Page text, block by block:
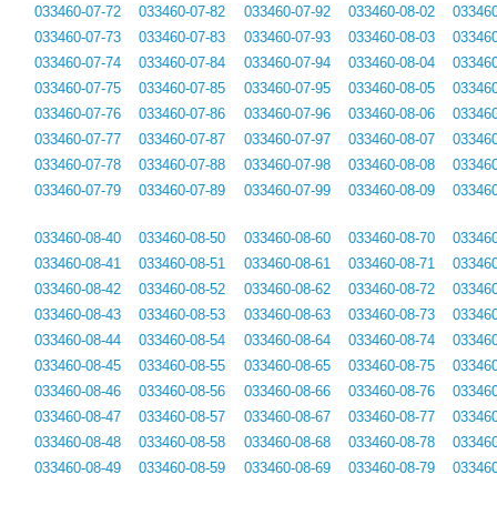
033460-07-72
033460-07-73
033460-07-74
033460-07-75
033460-07-76
033460-07-77
033460-07-78
033460-07-79
033460-07-82
033460-07-83
033460-07-84
033460-07-85
033460-07-86
033460-07-87
033460-07-88
033460-07-89
033460-07-92
033460-07-93
033460-07-94
033460-07-95
033460-07-96
033460-07-97
033460-07-98
033460-07-99
033460-08-02
033460-08-03
033460-08-04
033460-08-05
033460-08-06
033460-08-07
033460-08-08
033460-08-09
033460-08-40
033460-08-41
033460-08-42
033460-08-43
033460-08-44
033460-08-45
033460-08-46
033460-08-47
033460-08-48
033460-08-49
033460-08-50
033460-08-51
033460-08-52
033460-08-53
033460-08-54
033460-08-55
033460-08-56
033460-08-57
033460-08-58
033460-08-59
033460-08-60
033460-08-61
033460-08-62
033460-08-63
033460-08-64
033460-08-65
033460-08-66
033460-08-67
033460-08-68
033460-08-69
033460-08-70
033460-08-71
033460-08-72
033460-08-73
033460-08-74
033460-08-75
033460-08-76
033460-08-77
033460-08-78
033460-08-79